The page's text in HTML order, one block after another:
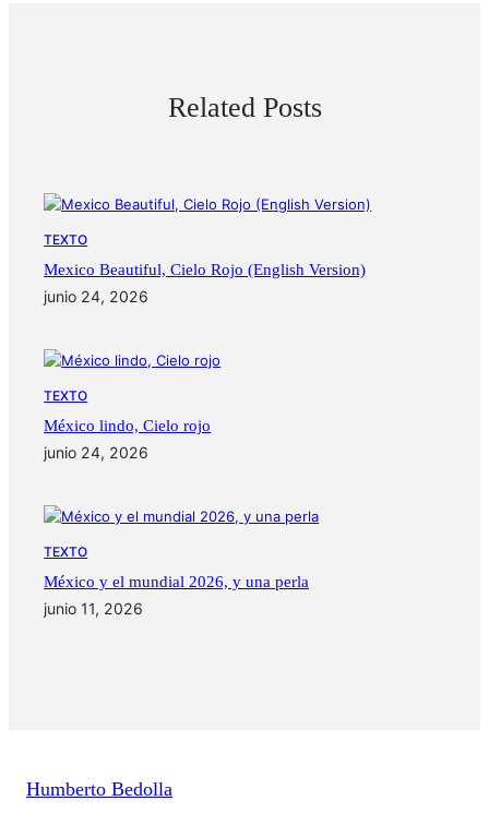
Related Posts
TEXTO
Mexico Beautiful, Cielo Rojo (English Version)
junio 24, 2026
TEXTO
México lindo, Cielo rojo
junio 24, 2026
TEXTO
México y el mundial 2026, y una perla
junio 11, 2026
Humberto Bedolla